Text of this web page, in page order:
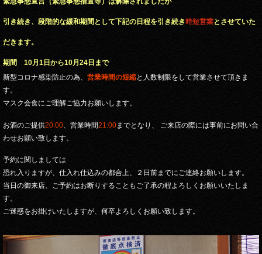
引き続き、段階的な緩和期間として下記の日程を引き続き時短営業とさせていた
だきます。
期間 10月1日から10月24日まで
新型コロナ感染防止の為、 営業時間の短縮と人数制限をして営業させて頂きま
す。
マスク会食にご理解ご協力お願いします。
お酒のご提供20:00、営業時間21:00までとなり、 ご来店の際には事前にお問い合
わせお願い致します。
予約に関しましては
恐れ入りますが、仕入れ仕込みの都合上、２日前までにご連絡お願いします。
当日の御来店、ご予約はお断りすることもご了承の程よろしくお願いいたしま
す。
ご迷惑をお掛けいたしますが、何卒よろしくお願い致します。